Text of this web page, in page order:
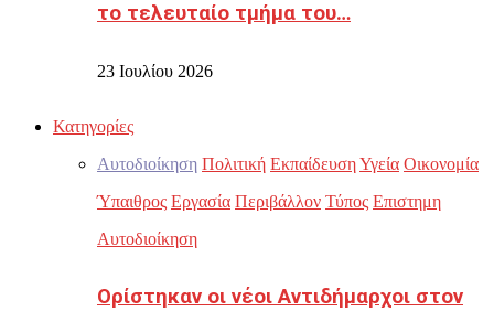
το τελευταίο τμήμα του…
23 Ιουλίου 2026
Κατηγορίες
Αυτοδιοίκηση Πολιτική ΕκπαίδευσηΥγεία Οικονομία
Ύπαιθρος Εργασία Περιβάλλον Τύπος Επιστημη
Αυτοδιοίκηση
Ορίστηκαν οι νέοι Αντιδήμαρχοι στον